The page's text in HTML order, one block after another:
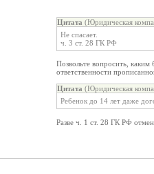
Цитата (Юридическая
Не спасает.
ч. 3 ст. 28 ГК РФ
Позвольте вопросить, каким
ответственности
Цитата (Юридическая
Ребенок до 14 лет даже
Разве ч. 1 ст. 28 ГК РФ